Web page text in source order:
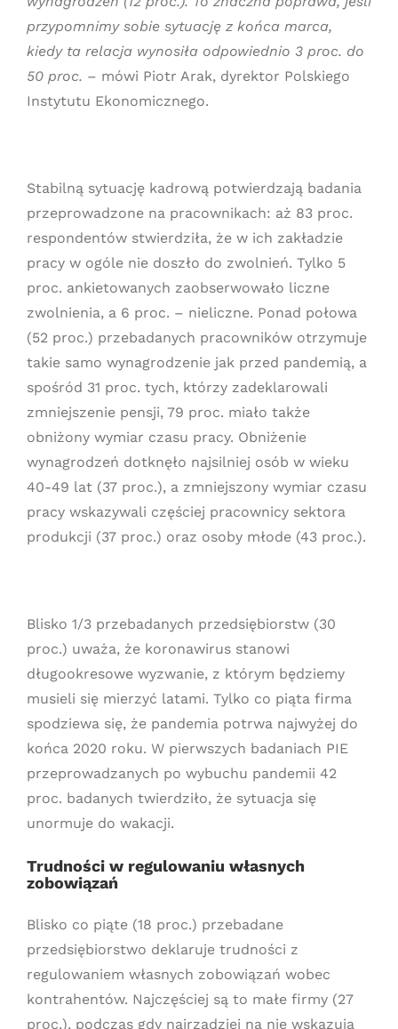
przypomnimy sobie sytuację z końca marca,
kiedy ta relacja wynosiła odpowiednio 3 proc. do
50 proc. – mówi Piotr Arak, dyrektor Polskiego
Instytutu Ekonomicznego.
Stabilną sytuację kadrową potwierdzają badania
przeprowadzone na pracownikach: aż 83 proc.
respondentów stwierdziła, że w ich zakładzie
pracy w ogóle nie doszło do zwolnień. Tylko 5
proc. ankietowanych zaobserwowało liczne
zwolnienia, a 6 proc. – nieliczne. Ponad połowa
(52 proc.) przebadanych pracowników otrzymuje
takie samo wynagrodzenie jak przed pandemią, a
spośród 31 proc. tych, którzy zadeklarowali
zmniejszenie pensji, 79 proc. miało także
obniżony wymiar czasu pracy. Obniżenie
wynagrodzeń dotknęło najsilniej osób w wieku
40-49 lat (37 proc.), a zmniejszony wymiar czasu
pracy wskazywali częściej pracownicy sektora
produkcji (37 proc.) oraz osoby młode (43 proc.).
Blisko 1/3 przebadanych przedsiębiorstw (30
proc.) uważa, że koronawirus stanowi
długookresowe wyzwanie, z którym będziemy
musieli się mierzyć latami. Tylko co piąta firma
spodziewa się, że pandemia potrwa najwyżej do
końca 2020 roku. W pierwszych badaniach PIE
przeprowadzanych po wybuchu pandemii 42
proc. badanych twierdziło, że sytuacja się
unormuje do wakacji.
Trudności w regulowaniu własnych
zobowiązań
Blisko co piąte (18 proc.) przebadane
przedsiębiorstwo deklaruje trudności z
regulowaniem własnych zobowiązań wobec
kontrahentów. Najczęściej są to małe firmy (27
proc.), podczas gdy najrzadziej na nie wskazują